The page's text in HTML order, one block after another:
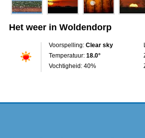
Het weer in Woldendorp
Voorspelling: Clear sky
Temperatuur: 18.0°
Vochtigheid: 40%